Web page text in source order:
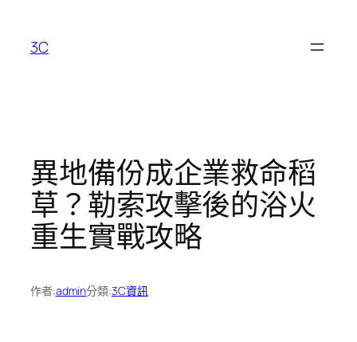
3C
異地備份成企業救命稻
草？勒索攻擊後的浴火
重生實戰攻略
作者:admin分類:3C資訊